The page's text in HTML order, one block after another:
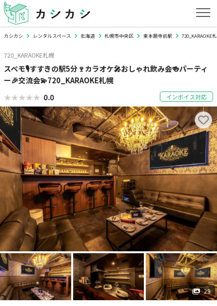
カシカシ レンタルスペース 北海道 札幌市中央区 東本願寺前駅 720_KARAOKE
720_KARAOKE札幌
スペモ🎙️すすきの駅5分🍷カラオケ🎤おしゃれ飲み会🍻パーティ
ー🎉交流会💫720_KARAOKE札幌
★★★★★
★★★★★ 0.0 インボイス対応
29